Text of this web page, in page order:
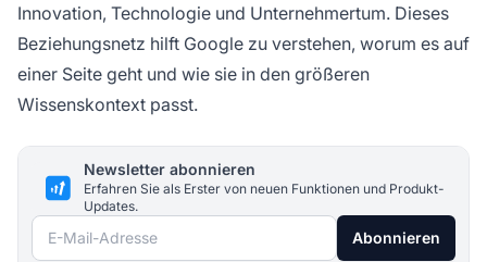
Innovation, Technologie und Unternehmertum. Dieses
Beziehungsnetz hilft Google zu verstehen, worum es auf
einer Seite geht und wie sie in den größeren
Wissenskontext passt.
Newsletter abonnieren
Erfahren Sie als Erster von neuen Funktionen und Produkt-
Updates.
E-Mail-Adresse Abonnieren